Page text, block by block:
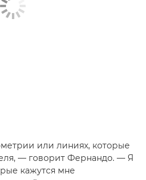
или линиях, которые
— говорит Фернандо. — Я
кажутся мне